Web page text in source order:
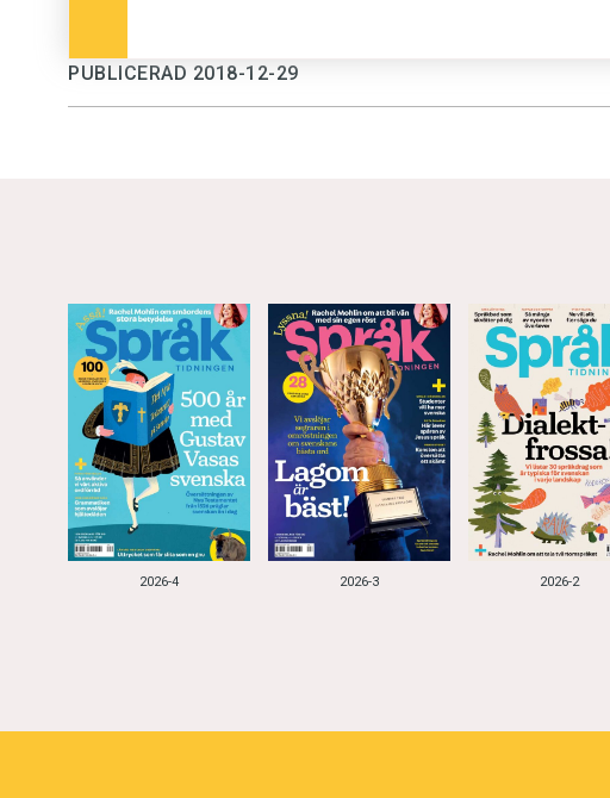
PUBLICERAD 2018-12-29
2026-4 2026-3 2026-2